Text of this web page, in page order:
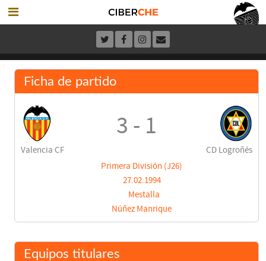
Ficha de partido
Valencia CF
3 - 1
CD Logroñés
Primera División (J26)
27.02.1994
Mestalla
Núñez Manrique
Equipos titulares